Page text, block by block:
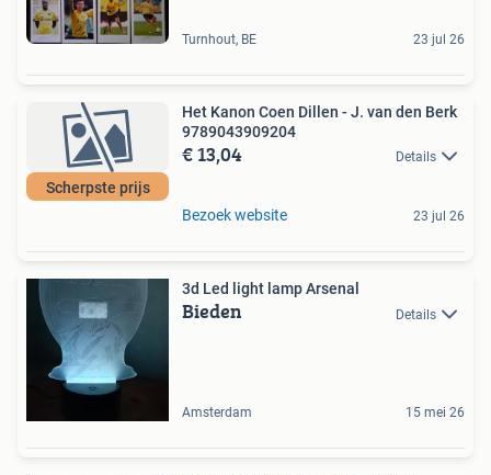
Turnhout, BE 23 jul 26
Scherpste prijs
Het Kanon Coen Dillen - J. van den Berk
9789043909204
€ 13,04 Details
Bezoek website 23 jul 26
3d Led light lamp Arsenal
Bieden Details
Amsterdam 15 mei 26